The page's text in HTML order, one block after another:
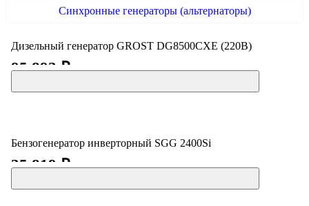
Синхронные генераторы (альтернаторы)
Дизельный генератор GROST DG8500CXE (220В)
95 893 ₽
Бензогенератор инверторный SGG 2400Si
35 819 ₽